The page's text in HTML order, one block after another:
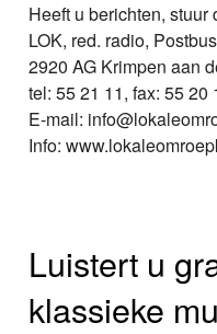
Heeft u berichten, stuur
LOK, red. radio,
2920 AG Krimpen aan
tel: 55 21 11, fax: 55 20
E-mail:
Info:
Luistert u
klassieke